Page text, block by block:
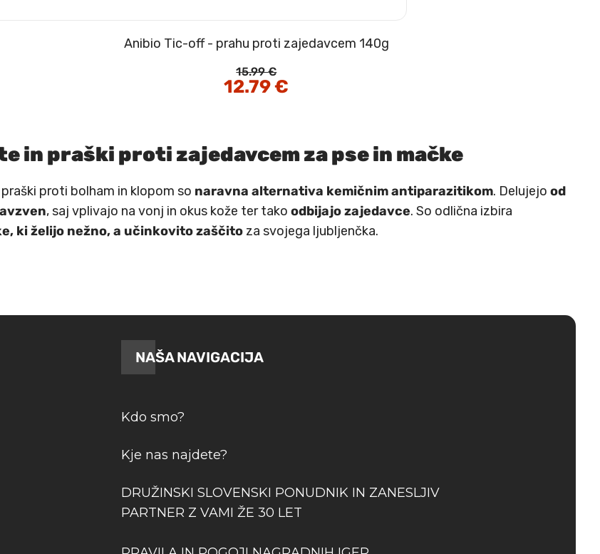
Anibio Tic-off - prahu proti zajedavcem 140g
15.99€
Izvirna
cena
12.79€
in praški proti zajedavcem za pse in mačke
proti bolham in klopom so naravna alternativa kemičnim antiparazitikom. Delujejo od
, saj vplivajo na vonj in okus kože ter tako odbijajo zajedavce. So odlična izbira
ki želijo nežno, a učinkovito zaščitoza svojega ljubljenčka.
NAŠA NAVIGACIJA
Kdo smo?
Kje nas najdete?
DRUŽINSKI SLOVENSKI PONUDNIK IN ZANESLJIV
PARTNER Z VAMI ŽE 30 LET